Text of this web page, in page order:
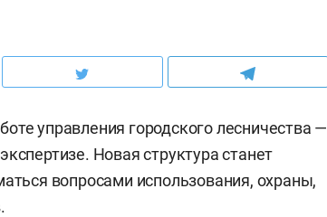
управления городского лесничества —
Новая структура станет
вопросами использования, охраны,